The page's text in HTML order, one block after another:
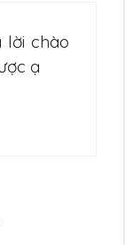
lời chào
ạ